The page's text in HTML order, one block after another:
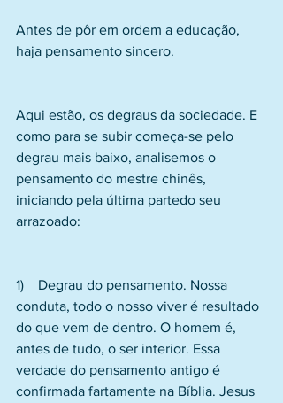
Antes de pôr em ordem a educação,
haja pensamento sincero.
Aqui estão, os degraus da sociedade. E
como para se subir começa-se pelo
degrau mais baixo, analisemos o
pensamento do mestre chinês,
iniciando pela última partedo seu
arrazoado:
1)    Degrau do pensamento. Nossa
conduta, todo o nosso viver é resultado
do que vem de dentro. O homem é,
antes de tudo, o ser interior. Essa
verdade do pensamento antigo é
confirmada fartamente na Bíblia. Jesus